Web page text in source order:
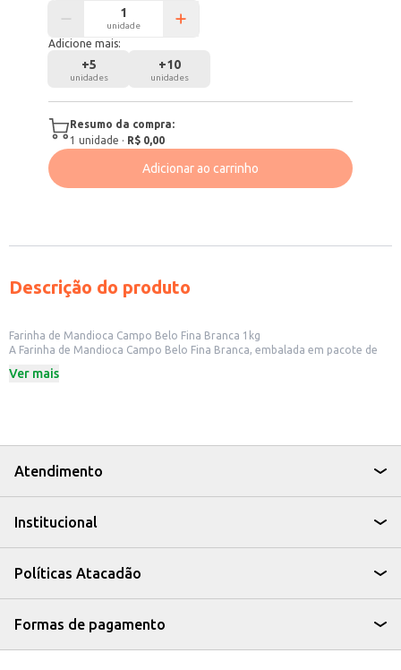
unidade
Adicione mais:
+5
unidades
+10
unidades
Resumo da compra:
1 unidade · R$ 0,00
Adicionar ao carrinho
Descrição do produto
Farinha de Mandioca Campo Belo Fina Branca 1kg
A Farinha de Mandioca Campo Belo Fina Branca, embalada em pacote de
diversas receitas, essa farinha fina e branca é perfeita para quem busca
Engrossar caldos e sopas, conferindo consistência.
Cozinha doméstica, para o preparo de pratos do dia a dia.
A Farinha de Mandioca Campo Belo é uma escolha prática e saborosa para
Ver mais
Atendimento
Institucional
Políticas Atacadão
Formas de pagamento